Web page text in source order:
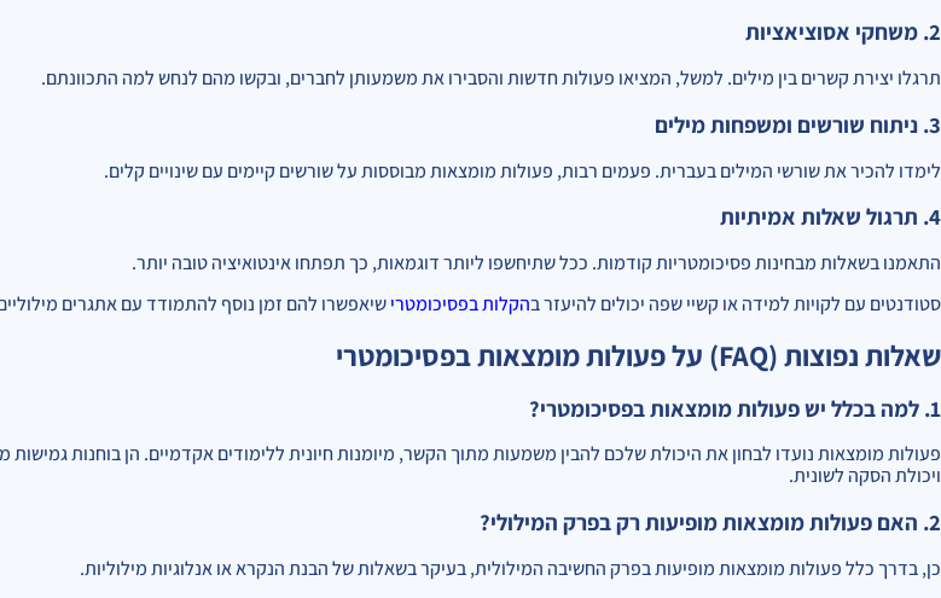
2. משחקי אסוציאציות
תרגלו יצירת קשרים בין מילים. למשל, המציאו פעולות חדשות והסבירו את משמעותן לחברים, ובקשו מהם לנחש למה התכוונתם.
3. ניתוח שורשים ומשפחות מילים
לימדו להכיר את שורשי המילים בעברית. פעמים רבות, פעולות מומצאות מבוססות על שורשים קיימים עם שינויים קלים.
4. תרגול שאלות אמיתיות
התאמנו בשאלות מבחינות פסיכומטריות קודמות. ככל שתיחשפו ליותר דוגמאות, כך תפתחו אינטואיציה טובה יותר.
סטודנטים עם לקויות למידה או קשיי שפה יכולים להיעזר בהקלות בפסיכומטרישיאפשרו להם זמן נוסף להתמודד עם אתגרים
שאלות נפוצות (FAQ) על פעולות מומצאות בפסיכומטרי
1. למה בכלל יש פעולות מומצאות בפסיכומטרי?
פעולות מומצאות נועדו לבחון את היכולת שלכם להבין משמעות מתוך הקשר, מיומנות חיונית ללימודים אקדמיים. הן בוחנות
ויכולת הסקה לשונית.
2. האם פעולות מומצאות מופיעות רק בפרק המילולי?
כן, בדרך כלל פעולות מומצאות מופיעות בפרק החשיבה המילולית, בעיקר בשאלות של הבנת הנקרא או אנלוגיות מילוליות.